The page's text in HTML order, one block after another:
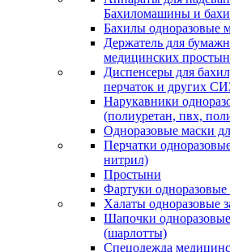
Бахиломашины и
Бахилы одноразовые
Держатель для
медицинских
Диспенсеры для
перчаток и других
Нарукавники
(полиуретан, пвх,
Одноразовые маски
Перчатки
нитрил)
Простыни
Фартуки
Халаты одноразовые
Шапочки
(шарлотты)
Спецодежда